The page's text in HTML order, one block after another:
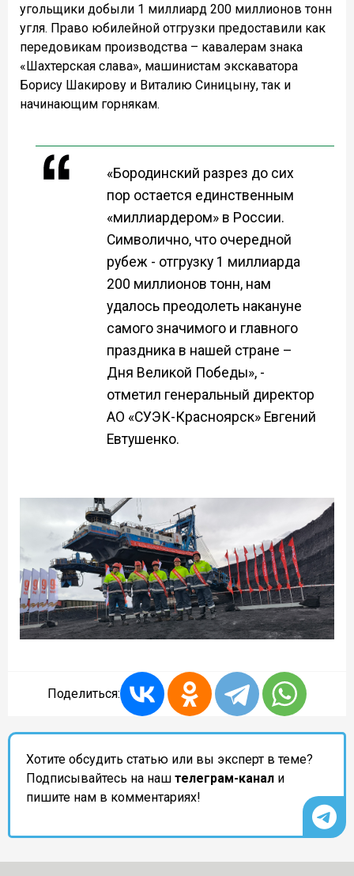
угольщики добыли 1 миллиард 200 миллионов тонн
угля. Право юбилейной отгрузки предоставили как
передовикам производства – кавалерам знака
«Шахтерская слава», машинистам экскаватора
Борису Шакирову и Виталию Синицыну, так и
начинающим горнякам.
«Бородинский разрез до сих
пор остается единственным
«миллиардером» в России.
Символично, что очередной
рубеж - отгрузку 1 миллиарда
200 миллионов тонн, нам
удалось преодолеть накануне
самого значимого и главного
праздника в нашей стране –
Дня Великой Победы», -
отметил генеральный директор
АО «СУЭК-Красноярск» Евгений
Евтушенко.
Поделиться:
Хотите обсудить статью или вы эксперт в теме?
Подписывайтесь на наш телеграм-канал и
пишите нам в комментариях!